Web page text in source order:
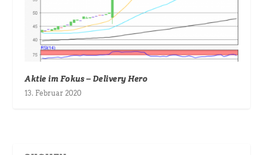
Aktie im Fokus – Delivery Hero
13. Februar 2020